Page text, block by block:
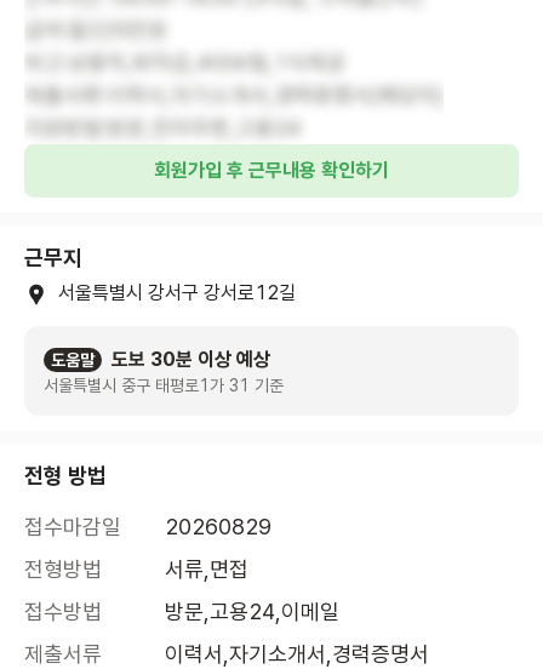
회원가입 후 근무내용 확인하기
근무지
서울특별시 강서구 강서로12길
도움말 도보 30분 이상 예상
서울특별시 중구 태평로1가 31 기준
전형 방법
접수마감일
20260829
전형방법
서류,면접
접수방법
방문,고용24,이메일
제출서류
이력서,자기소개서,경력증명서